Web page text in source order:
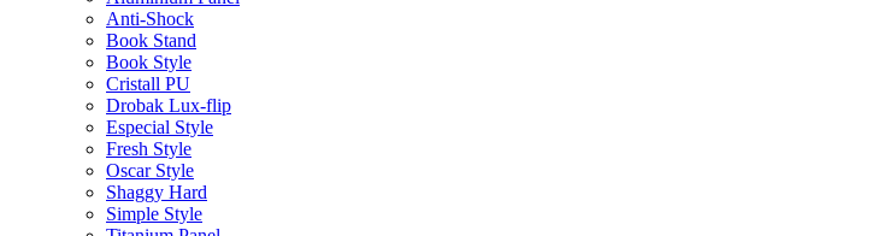
Anti-Shock
Book Stand
Book Style
Cristall PU
Drobak Lux-flip
Especial Style
Fresh Style
Oscar Style
Shaggy Hard
Simple Style